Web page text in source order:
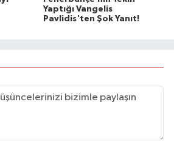
Yaptığı Vangelis
Pavlidis'ten Şok Yanıt!